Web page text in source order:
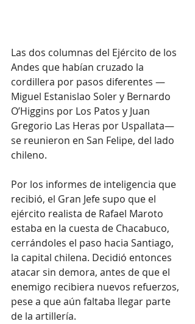
Las dos columnas del Ejército de los
Andes que habían cruzado la
cordillera por pasos diferentes —
Miguel Estanislao Soler y Bernardo
O’Higgins por Los Patos y Juan
Gregorio Las Heras por Uspallata—
se reunieron en San Felipe, del lado
chileno.
Por los informes de inteligencia que
recibió, el Gran Jefe supo que el
ejército realista de Rafael Maroto
estaba en la cuesta de Chacabuco,
cerrándoles el paso hacia Santiago,
la capital chilena. Decidió entonces
atacar sin demora, antes de que el
enemigo recibiera nuevos refuerzos,
pese a que aún faltaba llegar parte
de la artillería.